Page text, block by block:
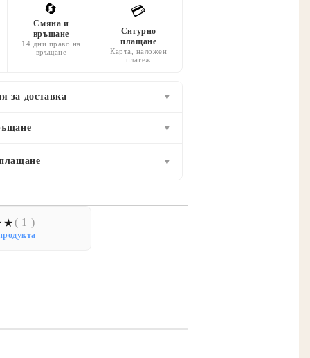
🔄
Смяна и
връщане
14 дни право на
връщане
💳
Сигурно
плащане
Карта, наложен
платеж
за доставка ▼
▼
▼
( 1 )